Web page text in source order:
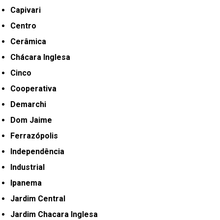
Capivari
Centro
Cerâmica
Chácara Inglesa
Cinco
Cooperativa
Demarchi
Dom Jaime
Ferrazópolis
Independência
Industrial
Ipanema
Jardim Central
Jardim Chacara Inglesa